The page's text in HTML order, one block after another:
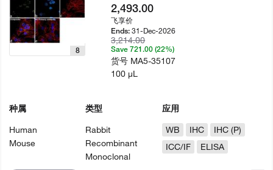
8
种属
Human
Mouse
类型
Rabbit
Recombinant
Monoclonal
应用
WB
IHC
IHC (P)
ICC/IF
ELISA
2,493.00
飞享价
Ends:31-Dec-2026
3,214.00
Save 721.00 (22%)
货号 MA5-35107
100 µL